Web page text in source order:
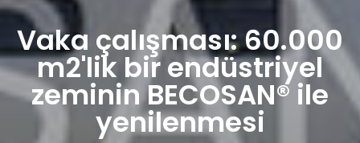
Vaka çalışması: 60.000
m2'lik bir endüstriyel
zeminin BECOSAN® ile
yenilenmesi